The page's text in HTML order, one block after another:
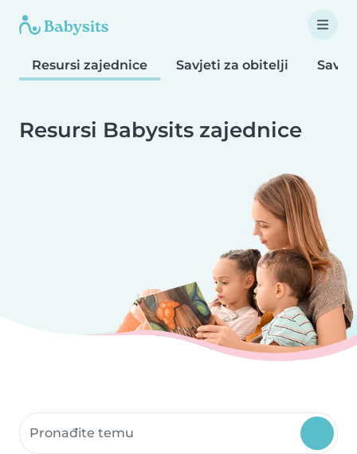
Resursi zajednice Savjeti za obitelji
Resursi Babysits zajednice
Pretražite resurse zajednice